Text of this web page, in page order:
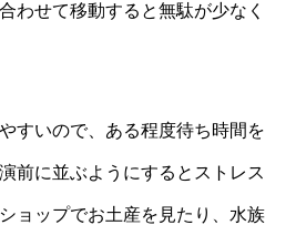
わせて移動すると無駄が少なく
すいので、ある程度待ち時間を
前に並ぶようにするとストレス
ョップでお土産を見たり、水族